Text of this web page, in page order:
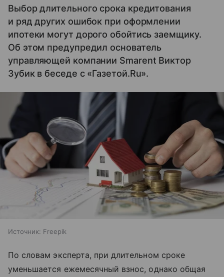
Выбор длительного срока кредитования
и ряд других ошибок при оформлении
ипотеки могут дорого обойтись заемщику.
Об этом предупредил основатель
управляющей компании Smarent Виктор
Зубик в беседе с «Газетой.Ru».
Источник: Freepik
По словам эксперта, при длительном сроке
уменьшается ежемесячный взнос, однако общая